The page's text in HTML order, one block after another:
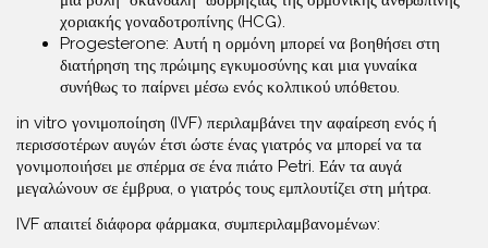
χοριακής γοναδοτροπίνης (HCG).
Progesterone: Αυτή η ορμόνη μπορεί να βοηθήσει στη
διατήρηση της πρώιμης εγκυμοσύνης και μια γυναίκα
συνήθως το παίρνει μέσω ενός κολπικού υπόθετου.
in vitro γονιμοποίηση (IVF) περιλαμβάνει την αφαίρεση ενός ή
περισσοτέρων αυγών έτσι ώστε ένας γιατρός να μπορεί να τα
γονιμοποιήσει με σπέρμα σε ένα πιάτο Petri. Εάν τα αυγά
μεγαλώνουν σε έμβρυα, ο γιατρός τους εμπλουτίζει στη μήτρα.
IVF απαιτεί διάφορα φάρμακα, συμπεριλαμβανομένων: